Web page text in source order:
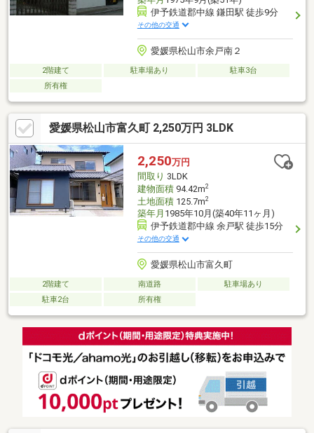
伊予鉄道郡中線 鎌田駅 徒歩9分
その他の交通
愛媛県松山市余戸南２
2階建て 駐車場あり
駐車3台
所有権
愛媛県松山市富久町 2,250万円 3LDK
2,250万円
間取り 3LDK
建物面積94.42m2
土地面積125.7m2
築年月 1985年10月(築40年11ヶ月)
伊予鉄道郡中線 余戸駅 徒歩15分
その他の交通
愛媛県松山市富久町
2階建て 南道路
駐車場あり
駐車2台
所有権